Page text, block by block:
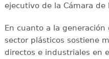
ejecutivo de la Cámara
En cuanto a la
sector plásticos sostiene
directos e industriales en